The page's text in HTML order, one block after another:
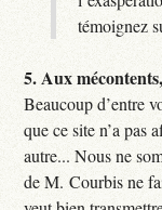
témoignez
5.Aux
Beaucoup d’entre
que ce site n’a pas
autre... Nous ne
de M. Courbis ne